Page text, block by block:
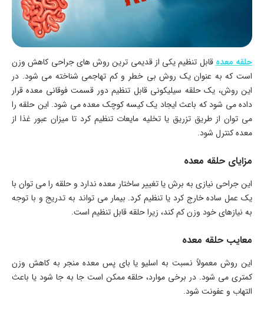
حلقه معدهقابل تنظیم یکی از قدیمی ترین روش های جراحی کاهش وزن
است که به عنوان یک روش بی خطر و کم تهاجمی شناخته می شود. در
این روش، یک حلقه سیلیکونی قابل تنظیم دور قسمت فوقانی معده قرار
داده می شود که باعث ایجاد یک کیسه کوچک معده می شود. این حلقه را
می توان از طریق تزریق یا تخلیه مایعات تنظیم کرد تا میزان عبور غذا از
معده کنترل شود.
مزایای حلقه معده
این جراحی نیازی به برش یا تغییر ساختار معده ندارد و حلقه را می توان با
یک عمل ساده خارج کرد یا تنظیم کرد. بیمار می تواند به تدریج و با توجه
به نیازهای خود وزن کم کند، زیرا حلقه قابل تنظیم است.
معایب حلقه معده
این روش معمولاً نسبت به اسلیو یا بای پس معده منجر به کاهش وزن
کمتری می شود. در برخی موارد، حلقه ممکن است جا به جا شود یا باعث
التهاب و عفونت شود.